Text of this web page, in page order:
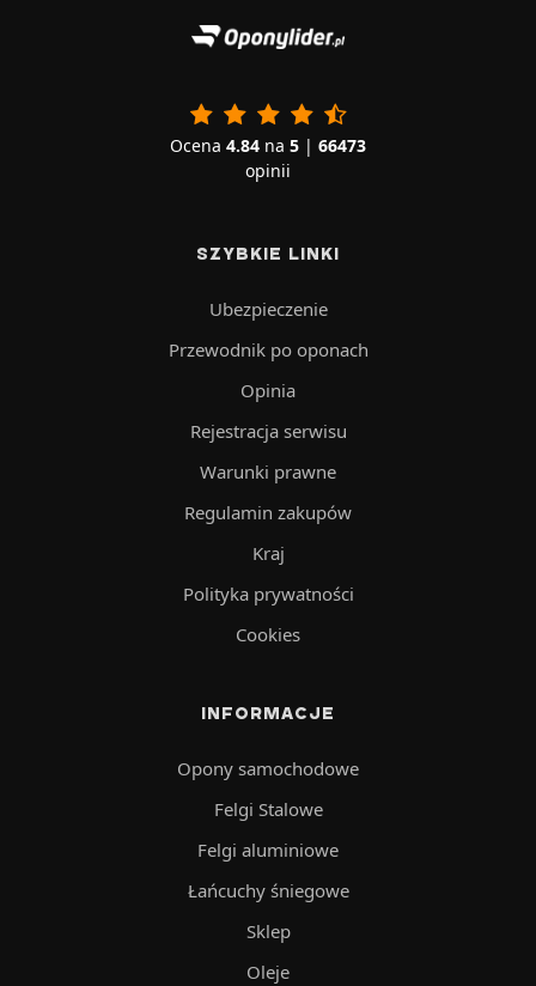
Ocena 4.84 na 5 | 66473
opinii
SZYBKIE LINKI
Ubezpieczenie
Przewodnik po oponach
Opinia
Rejestracja serwisu
Warunki prawne
Regulamin zakupów
Kraj
Polityka prywatności
Cookies
INFORMACJE
Opony samochodowe
Felgi Stalowe
Felgi aluminiowe
Łańcuchy śniegowe
Sklep
Oleje